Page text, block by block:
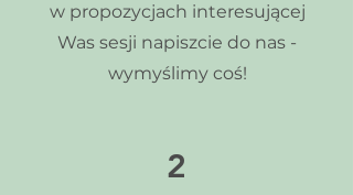
w propozycjach interesującej
Was sesji napiszcie do nas -
wymyślimy coś!
2